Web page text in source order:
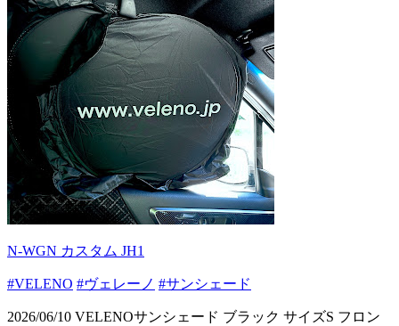
N-WGN カスタム JH1
#VELENO #ヴェレーノ #サンシェード
2026/06/10 VELENOサンシェード ブラック サイズS フロン